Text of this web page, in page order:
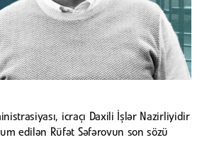
icraçı Daxili İşlər Nazirliyidir
edilən Rüfət Səfərovun son sözü